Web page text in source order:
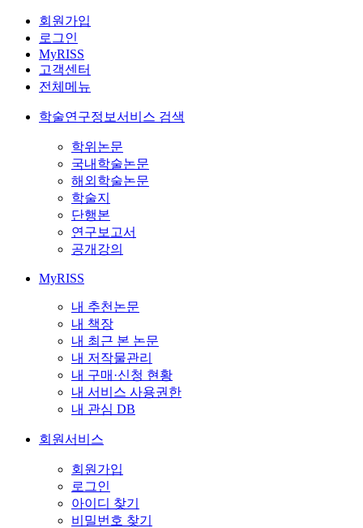
회원가입
로그인
MyRISS
고객센터
전체메뉴
학술연구정보서비스 검색
학위논문
국내학술논문
해외학술논문
학술지
단행본
연구보고서
공개강의
MyRISS
내 추천논문
내 책장
내 최근 본 논문
내 저작물관리
내 구매·신청 현황
내 서비스 사용권한
내 관심 DB
회원서비스
회원가입
로그인
아이디 찾기
비밀번호 찾기